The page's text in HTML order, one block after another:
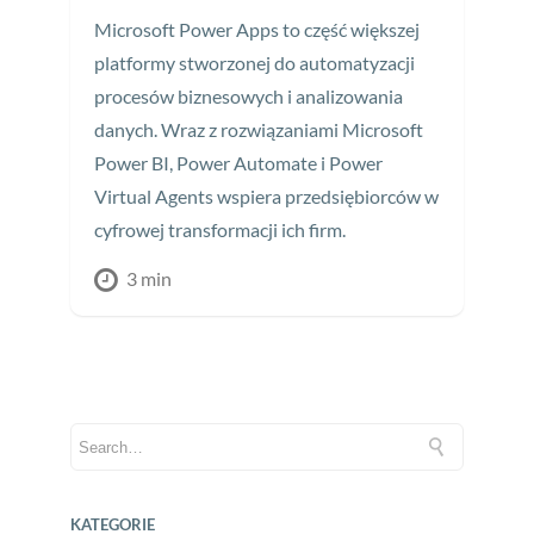
Microsoft Power Apps to część większej
platformy stworzonej do automatyzacji
procesów biznesowych i analizowania
danych. Wraz z rozwiązaniami Microsoft
Power BI, Power Automate i Power
Virtual Agents wspiera przedsiębiorców w
cyfrowej transformacji ich firm.
3 min
KATEGORIE